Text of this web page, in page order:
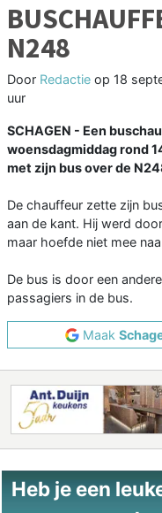
N248
Door Redactie op 18
uur
SCHAGEN - Een
woensdagmiddag rond
met zijn bus over de
De chauffeur zette zijn
aan de kant. Hij werd
maar hoefde niet mee
De bus is door een
passagiers in de bus.
Maak
Heb je een